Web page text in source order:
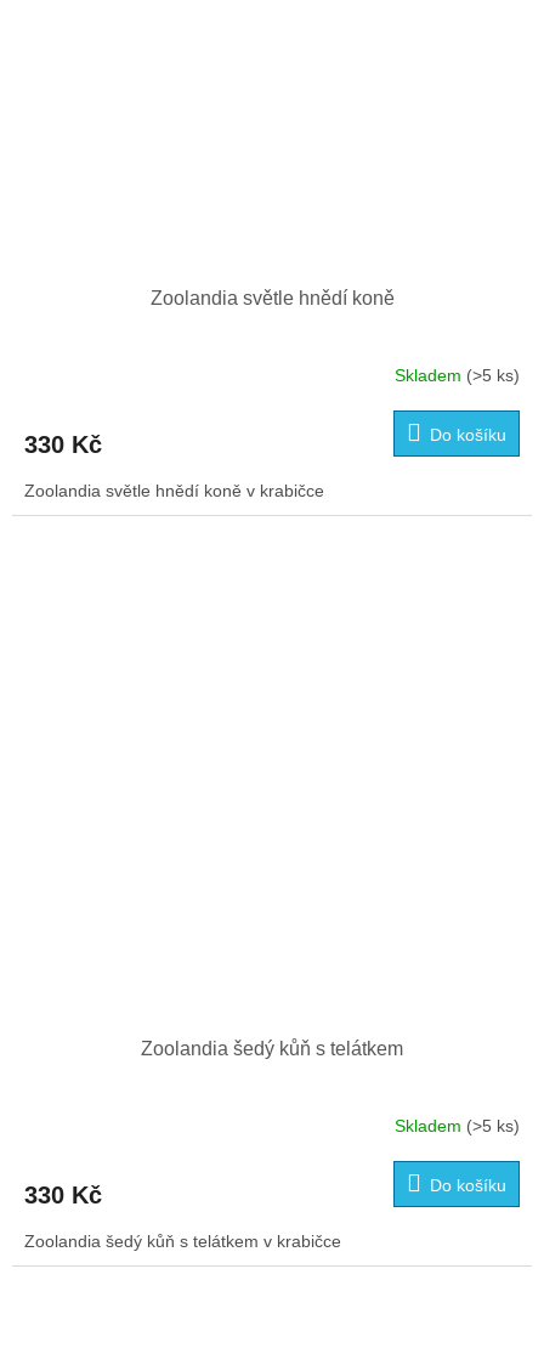
Zoolandia světle hnědí koně
Skladem (>5 ks)
330 Kč Do košíku
Zoolandia světle hnědí koně v krabičce
Zoolandia šedý kůň s telátkem
Skladem (>5 ks)
330 Kč Do košíku
Zoolandia šedý kůň s telátkem v krabičce